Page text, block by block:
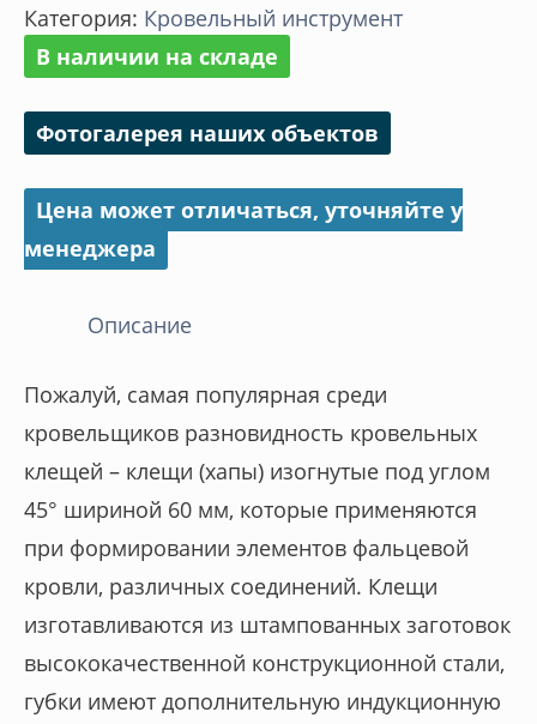
изогнутые
45°
60
Категория: Кровельный инструмент
В наличии на складе
Фотогалерея наших объектов
Цена может отличаться, уточняйте у
менеджера
Описание
Пожалуй, самая популярная среди
кровельщиков разновидность кровельных
клещей – клещи (хапы) изогнутые под углом
45° шириной 60 мм, которые применяются
при формировании элементов фальцевой
кровли, различных соединений. Клещи
изготавливаются из штампованных заготовок
высококачественной конструкционной стали,
губки имеют дополнительную индукционную